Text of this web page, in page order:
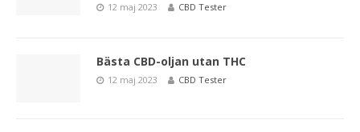
12 maj 2023 CBD Tester
Bästa CBD-oljan utan THC
12 maj 2023 CBD Tester